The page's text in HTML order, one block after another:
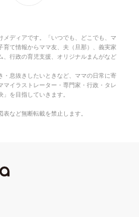
メディアです。「いつでも、どこでも、マ
育て情報からママ友、夫（旦那）、義実家
、行政の育児支援、オリジナルまんがなど
・息抜きしたいときなど、ママの日常に寄
マイラストレーター・専門家・行政・タレ
を目指していきます。
など無断転載を禁止します。